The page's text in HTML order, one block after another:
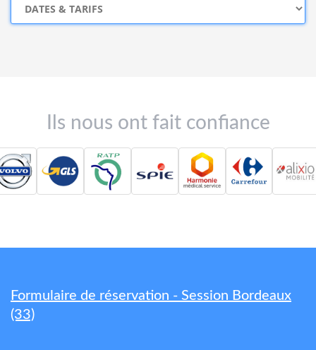
Ils nous ont fait confiance
Formulaire de réservation - Session Bordeaux
(33)